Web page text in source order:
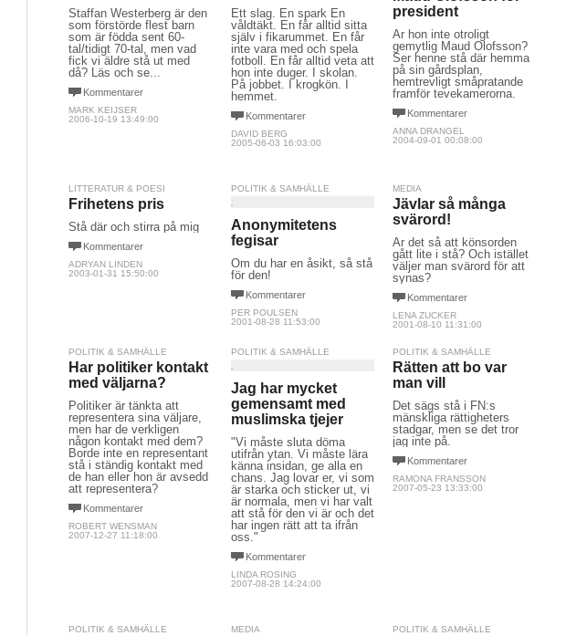
Staffan Westerberg är den
som förstörde flest barn
som är födda sent 60-
tal/tidigt 70-tal, men vad
fick vi äldre stå ut med
då? Läs och se...
Kommentarer
MARK KEIJSER
2006-10-19 13:49:00
Ett slag. En spark En
våldtäkt. En får alltid sitta
själv i fikarummet. En får
inte vara med och spela
fotboll. En får alltid veta att
hon inte duger. I skolan.
På jobbet. I krogkön. I
hemmet.
Kommentarer
DAVID BERG
2005-06-03 16:03:00
president
Är hon inte otroligt
gemytlig Maud Olofsson?
Ser henne stå där hemma
på sin gårdsplan,
hemtrevligt småpratande
framför tevekamerorna.
Kommentarer
ANNA DRANGEL
2004-09-01 00:08:00
LITTERATUR & POESI
Frihetens pris
Stå där och stirra på mig
Kommentarer
ADRYAN LINDEN
2003-01-31 15:50:00
POLITIK & SAMHÄLLE
Anonymitetens
fegisar
Om du har en åsikt, så stå
för den!
Kommentarer
PER POULSEN
2001-08-28 11:53:00
MEDIA
Jävlar så många
svärord!
Är det så att könsorden
gått lite i stå? Och istället
väljer man svärord för att
synas?
Kommentarer
LENA ZUCKER
2001-08-10 11:31:00
POLITIK & SAMHÄLLE
Har politiker kontakt
med väljarna?
Politiker är tänkta att
representera sina väljare,
men har de verkligen
någon kontakt med dem?
Borde inte en representant
stå i ständig kontakt med
de han eller hon är avsedd
att representera?
Kommentarer
ROBERT WENSMAN
2007-12-27 11:18:00
POLITIK & SAMHÄLLE
Jag har mycket
gemensamt med
muslimska tjejer
"Vi måste sluta döma
utifrån ytan. Vi måste lära
känna insidan, ge alla en
chans. Jag lovar er, vi som
är starka och sticker ut, vi
är normala, men vi har valt
att stå för den vi är och det
har ingen rätt att ta ifrån
oss."
Kommentarer
LINDA ROSING
2007-08-28 14:24:00
POLITIK & SAMHÄLLE
Rätten att bo var
man vill
Det sägs stå i FN:s
mänskliga rättigheters
stadgar, men se det tror
jag inte på.
Kommentarer
RAMONA FRANSSON
2007-05-23 13:33:00
POLITIK & SAMHÄLLE MEDIA POLITIK & SAMHÄLLE